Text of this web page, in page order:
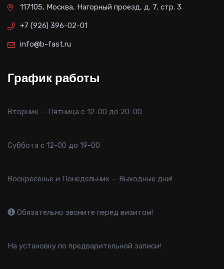
117105, Москва, Нагорный проезд, д. 7, стр. 3
+7 (926) 396-02-01
info@b-fast.ru
График работы
Вторник — Пятница с 12-00 до 20-00
Суббота с 12-00 до 19-00
Воскресенье и Понедельник — Выходные дни!
Обязательно звоните перед визитом!
На установку по предварительной записи!